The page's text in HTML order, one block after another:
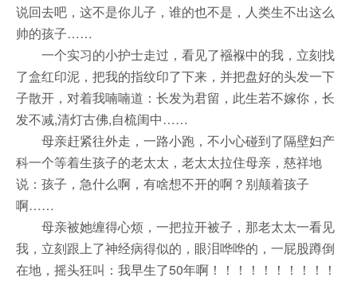
说回去吧，这不是你儿子，谁的也不是，人类生不出这么
帅的孩子……
一个实习的小护士走过，看见了襁褓中的我，立刻找
了盒红印泥，把我的指纹印了下来，并把盘好的头发一下
子散开，对着我喃喃道：长发为君留，此生若不嫁你，长
发不减,清灯古佛,自梳闺中……
母亲赶紧往外走，一路小跑，不小心碰到了隔壁妇产
科一个等着生孩子的老太太，老太太拉住母亲，慈祥地
说：孩子，急什么啊，有啥想不开的啊？别颠着孩子
啊……
母亲被她缠得心烦，一把拉开被子，那老太太一看见
我，立刻跟上了神经病得似的，眼泪哗哗的，一屁股蹲倒
在地，摇头狂叫：我早生了50年啊！！！！！！！！！！